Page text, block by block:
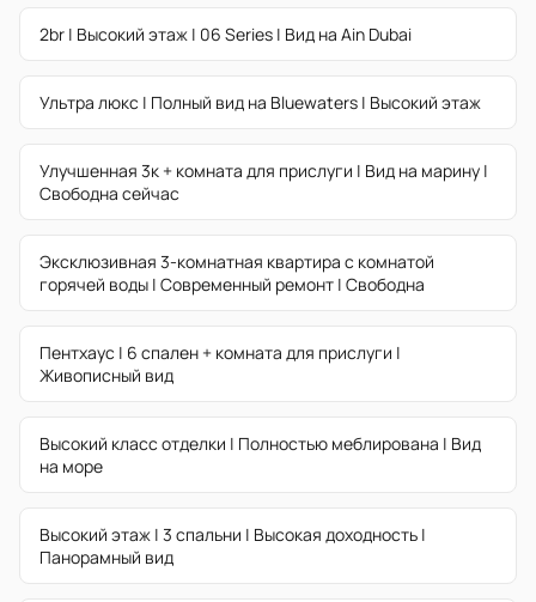
2br | Высокий этаж | 06 Series | Вид на Ain Dubai
Ультра люкс | Полный вид на Bluewaters | Высокий этаж
Улучшенная 3к + комната для прислуги | Вид на марину |
Свободна сейчас
Эксклюзивная 3-комнатная квартира с комнатой
горячей воды | Современный ремонт | Свободна
Пентхаус | 6 спален + комната для прислуги |
Живописный вид
Высокий класс отделки | Полностью меблирована | Вид
на море
Высокий этаж | 3 спальни | Высокая доходность |
Панорамный вид